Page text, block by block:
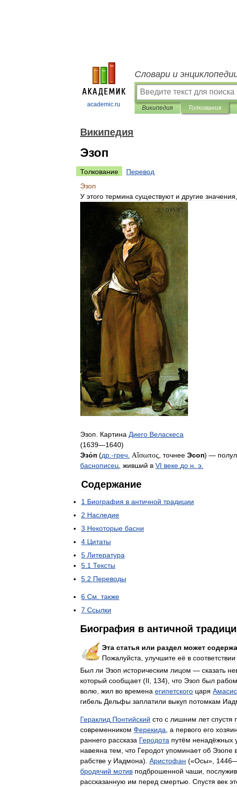
academic.ru
Словари и
Википедия Толкования
Википедия
Эзоп
Толкование
Перевод
Эзоп
У этого термина существуют и другие значения
Эзоп Картина Диего Веласкеса
(1639—1640)
Эзо́п (др .-греч Αἴσωπος точнее Эсоп) —
баснописец живший в VI веке до н э
Содержание
1 Биография в античной традиции
2 Наследие
3 Некоторые басни
4 Цитаты
5 Литература
5 1 Тексты
5 2 Переводы
6 См также
7 Ссылки
Биография в античной
Эта статья или раздел может
Пожалуйста улучшите её в соответствии
Был ли Эзоп историческим лицом — сказать
который сообщает(II 134), что Эзоп был рабом
волю жил во времена египетского царя
гибель Дельфы заплатили выкуп потомкам
Гераклид Понтийский сто с лишним лет спустя
современником Ферекида а первого его
раннего рассказа Геродота путём ненадёжных
навеяна тем что Геродот упоминает об Эзопе
рабстве у Иадмона). Аристофан («Осы», 1446
бродячий мотив подброшенной чаши
рассказанную им перед смертью Спустя век